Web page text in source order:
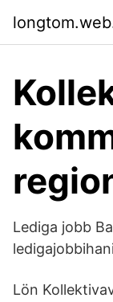
Lediga jobb
Lön